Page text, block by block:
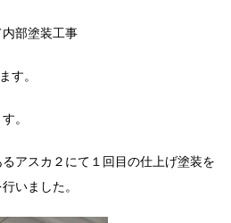
部塗装工事
す。
。
アスカ２にて１回目の仕上げ塗装を
いました。